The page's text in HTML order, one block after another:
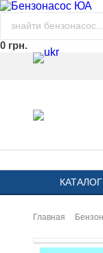
0 грн.
Главная